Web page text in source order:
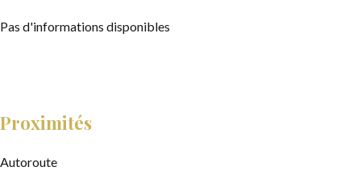
Pas d'informations disponibles
Proximités
Autoroute